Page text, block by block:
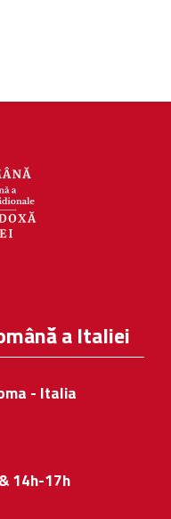
a Italiei
- Italia
14h-17h